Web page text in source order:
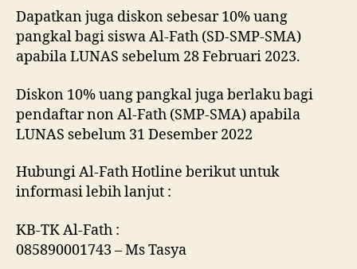
Dapatkan juga diskon sebesar 10% uang
pangkal bagi siswa Al-Fath (SD-SMP-SMA)
apabila LUNAS sebelum 28 Februari 2023.
Diskon 10% uang pangkal juga berlaku bagi
pendaftar non Al-Fath (SMP-SMA) apabila
LUNAS sebelum 31 Desember 2022
Hubungi Al-Fath Hotline berikut untuk
informasi lebih lanjut :
KB-TK Al-Fath :
085890001743 – Ms Tasya